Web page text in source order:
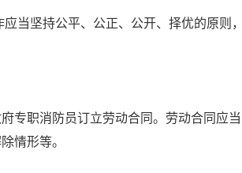
当坚持公平、公正、公开、择优的原则
专职消防员订立劳动合同。劳动合同应
情形等。